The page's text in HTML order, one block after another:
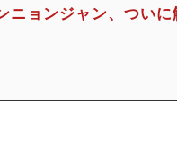
ニョンジャン、ついに